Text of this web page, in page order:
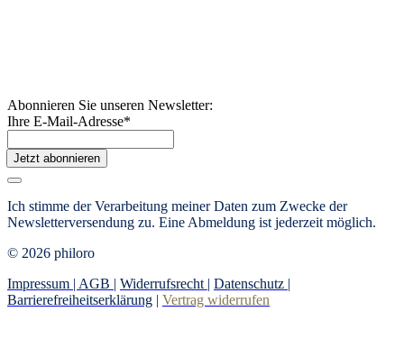
Abonnieren Sie unseren Newsletter:
Ihre E-Mail-Adresse*
Jetzt abonnieren
Ich stimme der Verarbeitung meiner Daten zum Zwecke der
Newsletterversendung zu. Eine Abmeldung ist jederzeit möglich.
© 2026 philoro
Impressum | AGB | Widerrufsrecht | Datenschutz |
Barrierefreiheitserklärung | Vertrag widerrufen